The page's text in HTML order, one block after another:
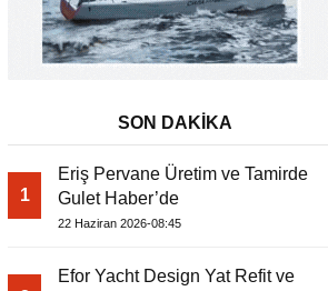
SON DAKİKA
1
Eriş Pervane Üretim ve Tamirde
Gulet Haber’de
22 Haziran 2026-08:45
Efor Yacht Design Yat Refit ve